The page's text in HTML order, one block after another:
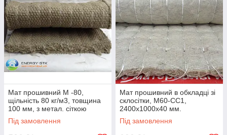
Мат прошивний М -80,
щільність 80 кг/м3, товщина
100 мм, з метал. сіткою
Ман'є
Під замовлення
Мат прошивний в обкладці зі
склосітки, М60-СС1,
2400х1000х40 мм.
Під замовлення